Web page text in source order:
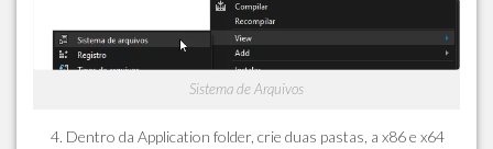
Sistema de Arquivos
Dentro da Application folder, crie duas pastas, a x86 e x64